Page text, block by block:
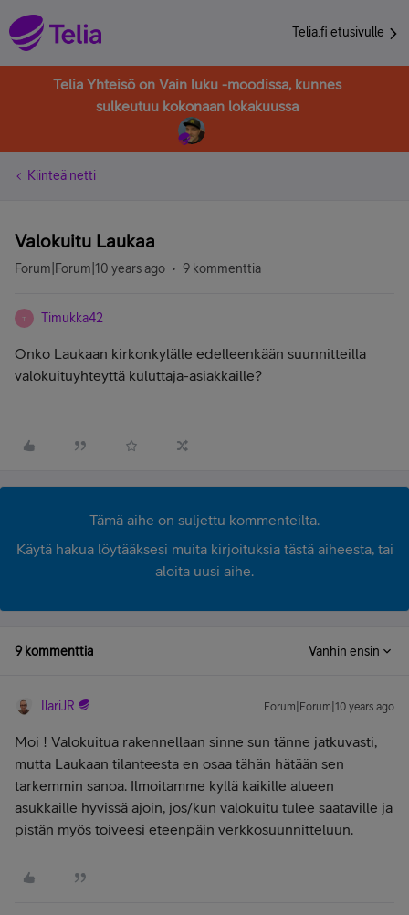
Telia.fi etusivulle
Telia Yhteisö on Vain luku -moodissa, kunnes
sulkeutuu kokonaan lokakuussa
Kiinteä netti
Valokuitu Laukaa
Forum|Forum|10 years ago 9 kommenttia
T Timukka42
Onko Laukaan kirkonkylälle edelleenkään suunnitteilla
valokuituyhteyttä kuluttaja-asiakkaille?
Tämä aihe on suljettu kommenteilta.
Käytä hakua löytääksesi muita kirjoituksia tästä aiheesta, tai
aloita uusi aihe.
9 kommenttia Vanhin ensin
IlariJR Forum|Forum|10 years ago
Moi ! Valokuitua rakennellaan sinne sun tänne jatkuvasti,
mutta Laukaan tilanteesta en osaa tähän hätään sen
tarkemmin sanoa. Ilmoitamme kyllä kaikille alueen
asukkaille hyvissä ajoin, jos/kun valokuitu tulee saataville ja
pistän myös toiveesi eteenpäin verkkosuunnitteluun.